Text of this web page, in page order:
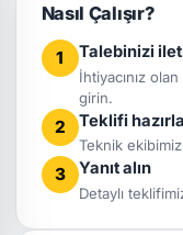
Nasıl Çalışır?
1 Talebinizi
İhtiyacınız
girin.
2 Teklifi
Teknik
3 Yanıt alın
Detaylı